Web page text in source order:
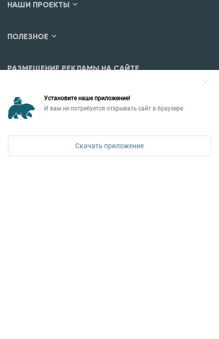
НАШИ ПРОЕКТЫ
ПОЛЕЗНОЕ
РАЗМЕЩЕНИЕ РЕКЛАМЫ НА САЙТЕ
Уральская палата недвижимости
ул. Горького, 65, 0 подъезд, 3 этаж
Установите наше приложение!
И вам не потребуется открывать сайт в браузере
Скачать приложение